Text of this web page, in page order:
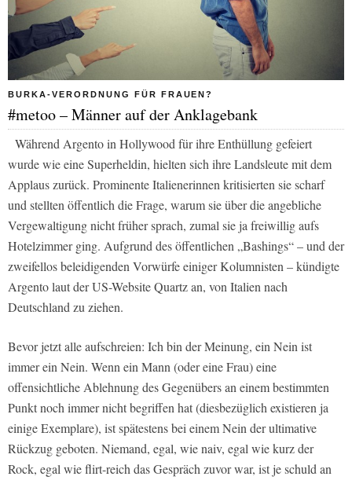
BURKA-VERORDNUNG FÜR FRAUEN?
#metoo – Männer auf der Anklagebank
Während Argento in Hollywood für ihre Enthüllung gefeiert
wurde wie eine Superheldin, hielten sich ihre Landsleute mit dem
Applaus zurück. Prominente Italienerinnen kritisierten sie scharf
und stellten öffentlich die Frage, warum sie über die angebliche
Vergewaltigung nicht früher sprach, zumal sie ja freiwillig aufs
Hotelzimmer ging. Aufgrund des öffentlichen „Bashings“ – und der
zweifellos beleidigenden Vorwürfe einiger Kolumnisten – kündigte
Argento laut der US-WebsiteQuartzan, von Italien nach
Deutschland zu ziehen.
Bevor jetzt alle aufschreien: Ich bin der Meinung, ein Nein ist
immer ein Nein. Wenn ein Mann (oder eine Frau) eine
offensichtliche Ablehnung des Gegenübers an einem bestimmten
Punkt noch immer nicht begriffen hat (diesbezüglich existieren ja
einige Exemplare), ist spätestens bei einem Nein der ultimative
Rückzug geboten. Niemand, egal, wie naiv, egal wie kurz der
Rock, egal wie flirt-reich das Gespräch zuvor war, ist je schuld an